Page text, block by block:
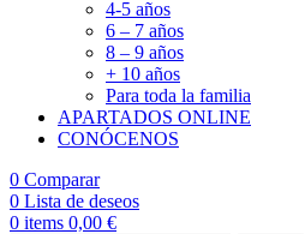
4-5 años
6 – 7 años
8 – 9 años
+ 10 años
Para toda la familia
APARTADOS ONLINE
CONÓCENOS
0 Comparar
0 Lista de deseos
0 items 0,00 €